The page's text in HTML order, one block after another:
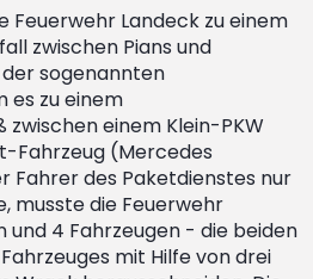
Feuerwehr Landeck zu einem
zwischen Pians und
sogenannten
es zu einem
einem Klein-PKW
Fahrzeug (Mercedes
Fahrer des Paketdienstes nur
musste die Feuerwehr
und 4 Fahrzeugen - die beiden
mit Hilfe von drei